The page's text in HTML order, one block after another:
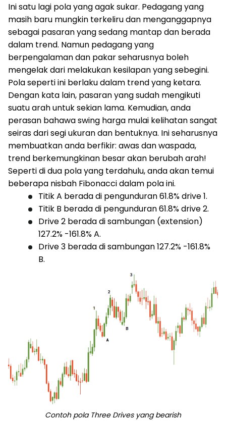
Ini satu lagi pola yang agak sukar. Pedagang yang
masih baru mungkin terkeliru dan menganggapnya
sebagai pasaran yang sedang mantap dan berada
dalam trend. Namun pedagang yang
berpengalaman dan pakar seharusnya boleh
mengelak dari melakukan kesilapan yang sebegini.
Pola seperti ini berlaku dalam trend yang ketara.
Dengan kata lain, pasaran yang sudah mengikuti
suatu arah untuk sekian lama. Kemudian, anda
perasan bahawa swing harga mulai kelihatan sangat
seiras dari segi ukuran dan bentuknya. Ini seharusnya
membuatkan anda berfikir: awas dan waspada,
trend berkemungkinan besar akan berubah arah!
Seperti di dua pola yang terdahulu, anda akan temui
beberapa nisbah Fibonacci dalam pola ini.
Titik A berada di pengunduran 61.8% drive 1.
Titik B berada di pengunduran 61.8% drive 2.
Drive 2 berada di sambungan (extension)
127.2% -161.8% A.
Drive 3 berada di sambungan 127.2% -161.8%
B.
Contoh pola Three Drives yang bearish